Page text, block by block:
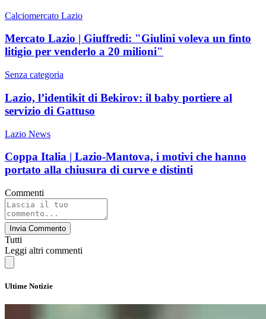
Calciomercato Lazio
Mercato Lazio | Giuffredi: "Giulini voleva un finto
litigio per venderlo a 20 milioni"
Senza categoria
Lazio, l’identikit di Bekirov: il baby portiere al
servizio di Gattuso
Lazio News
Coppa Italia | Lazio-Mantova, i motivi che hanno
portato alla chiusura di curve e distinti
Commenti
Invia Commento
Tutti
Leggi altri commenti
Ultime Notizie